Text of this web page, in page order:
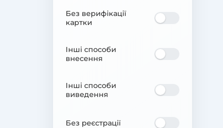
Без верифікації
картки
Інші способи
внесення
Інші способи
виведення
Без реєстрації